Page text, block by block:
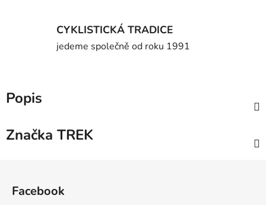
CYKLISTICKÁ TRADICE
jedeme společně od roku 1991
Popis
Značka TREK
Facebook